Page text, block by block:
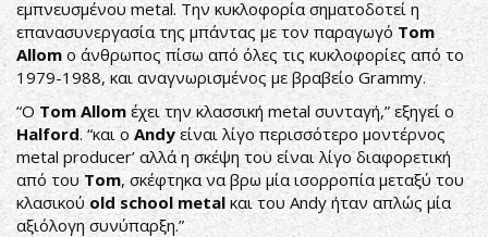
εμπνευσμένου metal. Την κυκλοφορία σηματοδοτεί η
επανασυνεργασία της μπάντας με τον παραγωγόTom
Allom ο άνθρωπος πίσω από όλες τις κυκλοφορίες από το
1979-1988, και αναγνωρισμένος με βραβείο Grammy.
“Ο TomAllom έχει την κλασσική metal συνταγή,” εξηγεί ο
Halford. “και ο Andyείναι λίγο περισσότερο μοντέρνος
metal producer’ αλλά η σκέψη του είναι λίγο διαφορετική
από τουTom, σκέφτηκα να βρω μία ισορροπία μεταξύ του
κλασικούoldschoolmetal και του Andy ήταν απλώς μία
αξιόλογη συνύπαρξη.”